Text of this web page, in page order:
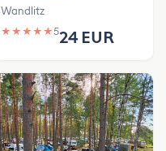
Wandlitz
★ ★ ★ ★ ★524 EUR